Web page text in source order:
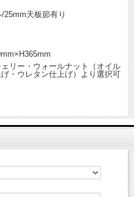
25mm天板節有り
リー・ウォールナット（オイル
・ウレタン仕上げ）より選択可